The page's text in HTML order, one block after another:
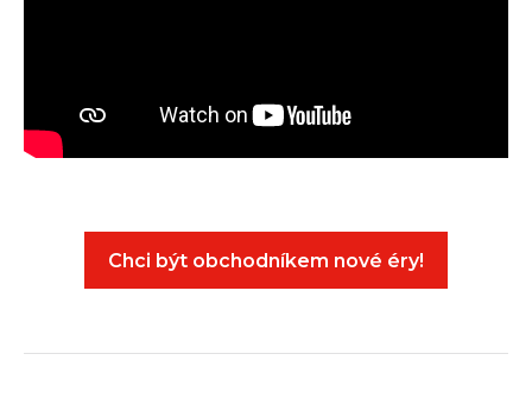
Chci být obchodníkem nové éry!